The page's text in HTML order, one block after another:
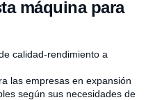
máquina para
calidad-rendimiento a
las empresas en expansión
según sus necesidades de